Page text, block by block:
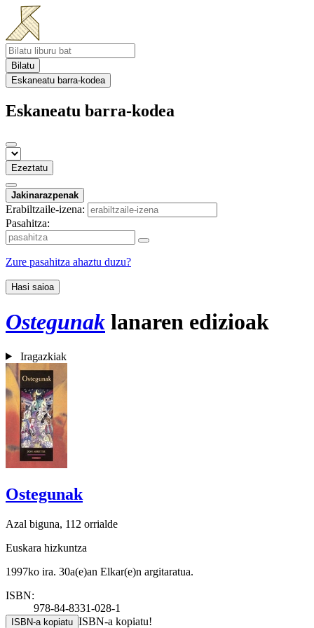
Bilatu
Eskaneatu barra-kodea
Eskaneatu barra-kodea
Ezeztatu
Jakinarazpenak
Erabiltzaile-izena:
Pasahitza:
Zure pasahitza ahaztu duzu?
Hasi saioa
Ostegunak lanaren edizioak
Iragazkiak
Ostegunak
Azal biguna, 112 orrialde
Euskara hizkuntza
1997ko ira. 30a(e)an Elkar(e)n argitaratua.
ISBN:
978-84-8331-028-1
ISBN-a kopiatu ISBN-a kopiatu!